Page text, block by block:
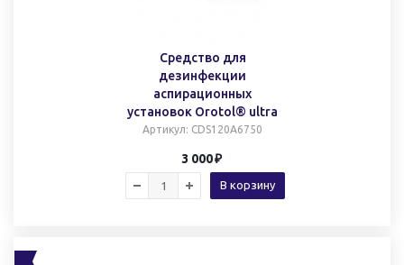
Средство для
дезинфекции
аспирационных
установок Orotol® ultra
Артикул: CDS120A6750
3 000
В корзину